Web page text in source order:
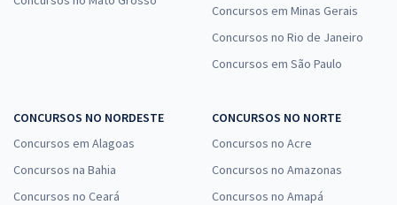
Concursos em Minas Gerais
Concursos no Rio de Janeiro
Concursos em São Paulo
CONCURSOS NO NORDESTE
Concursos em Alagoas
Concursos na Bahia
Concursos no Ceará
CONCURSOS NO NORTE
Concursos no Acre
Concursos no Amazonas
Concursos no Amapá